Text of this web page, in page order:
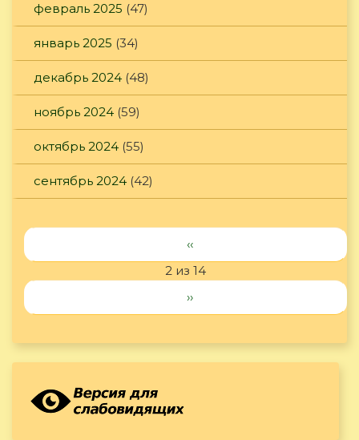
февраль 2025 (47)
январь 2025 (34)
декабрь 2024 (48)
ноябрь 2024 (59)
октябрь 2024 (55)
сентябрь 2024 (42)
‹‹
2 из 14
››